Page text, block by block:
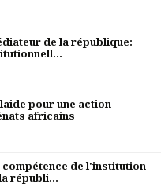
de la république:
pour une action
africains
compétence de l'institution
républi...